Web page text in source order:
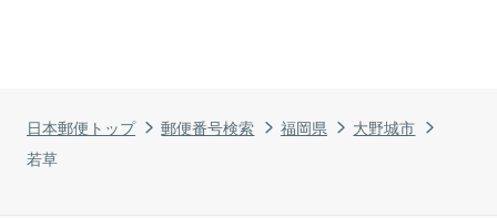
日本郵便トップ 郵便番号検索 福岡県
大野城市
若草